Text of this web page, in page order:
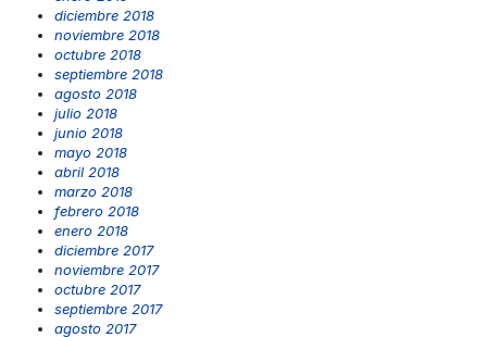
diciembre 2018
noviembre 2018
octubre 2018
septiembre 2018
agosto 2018
julio 2018
junio 2018
mayo 2018
abril 2018
marzo 2018
febrero 2018
enero 2018
diciembre 2017
noviembre 2017
octubre 2017
septiembre 2017
agosto 2017